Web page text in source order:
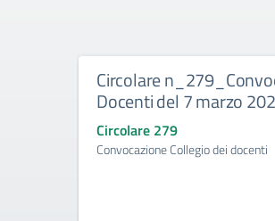
Circolare
Docenti del 7 marzo
Circolare 279
Convocazione Collegio dei docenti